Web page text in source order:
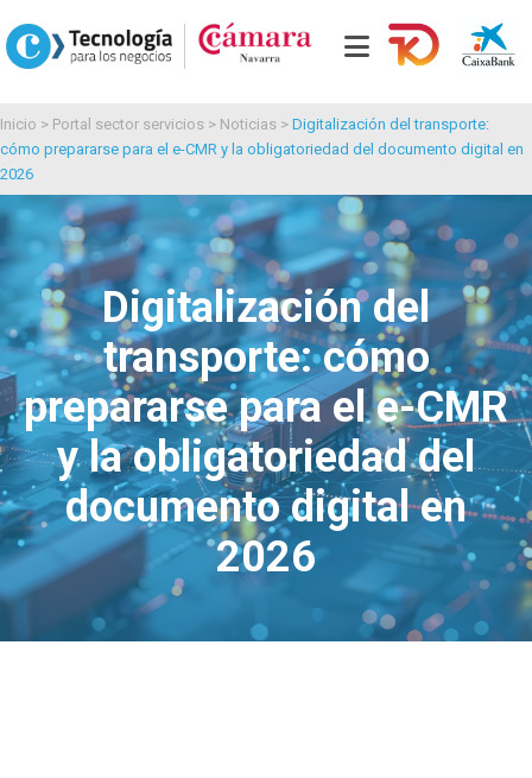
Inicio > Portal sector servicios > Noticias > Digitalización del transporte:
cómo prepararse para el e-CMR y la obligatoriedad del documento digital en
2026
Digitalización del
transporte: cómo
prepararse para el e-CMR
y la obligatoriedad del
documento digital en
2026